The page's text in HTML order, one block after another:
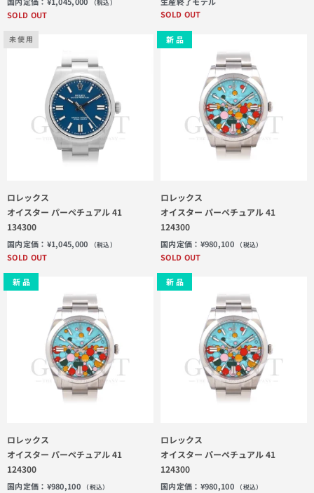
（税込）
SOLD OUT
SOLD OUT
未 使 用
ロレックス
オイスター パーペチュアル 41
134300
国内定価： ¥1,045,000 （税込）
SOLD OUT
新 品
ロレックス
オイスター パーペチュアル 41
124300
国内定価： ¥980,100 （税込）
SOLD OUT
新 品
ロレックス
オイスター パーペチュアル 41
124300
国内定価： ¥980,100 （税込）
新 品
ロレックス
オイスター パーペチュアル 41
124300
国内定価： ¥980,100 （税込）